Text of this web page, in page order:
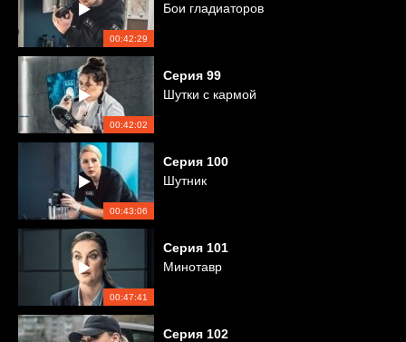
00:42:29
Бои гладиаторов
00:42:02
Серия 99
Шутки с кармой
00:43:06
Серия 100
Шутник
00:47:41
Серия 101
Минотавр
Серия 102